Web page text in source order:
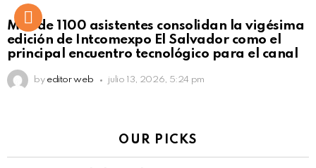
Más de 1100 asistentes consolidan la vigésima
edición de Intcomexpo El Salvador como el
principal encuentro tecnológico para el canal
by editor web julio 13, 2026, 5:24 pm
OUR PICKS